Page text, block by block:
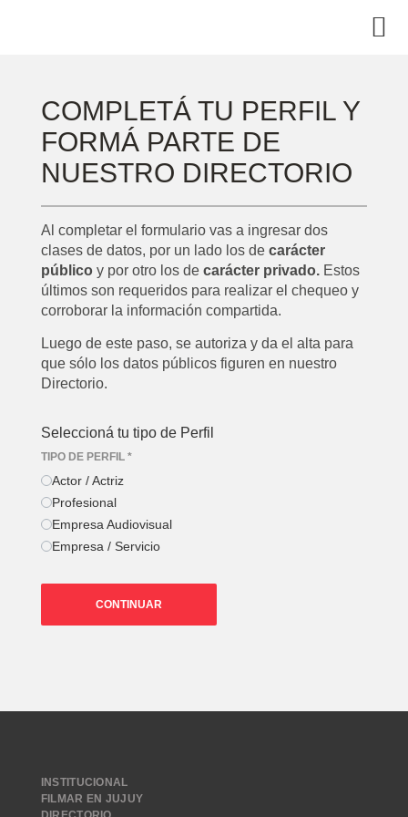
COMPLETÁ TU PERFIL Y
FORMÁ PARTE DE
NUESTRO DIRECTORIO
Al completar el formulario vas a ingresar dos
clases de datos, por un lado los de carácter
públicoy por otro los de carácter privado.Estos
últimos son requeridos para realizar el chequeo y
corroborar la información compartida.
Luego de este paso, se autoriza y da el alta para
que sólo los datos públicos figuren en nuestro
Directorio.
Seleccioná tu tipo de Perfil
TIPO DE PERFIL *
Actor / Actriz
Profesional
Empresa Audiovisual
Empresa / Servicio
CONTINUAR
INSTITUCIONAL
FILMAR EN JUJUY